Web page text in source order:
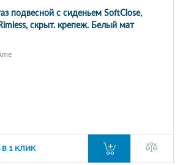
подвесной с сиденьем SoftClose,
скрыт. крепеж. Белый мат
В 1 КЛИК